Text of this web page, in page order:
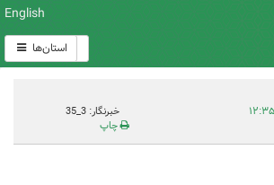
English
استان‌ها
خبرنگار: 3_35
چاپ